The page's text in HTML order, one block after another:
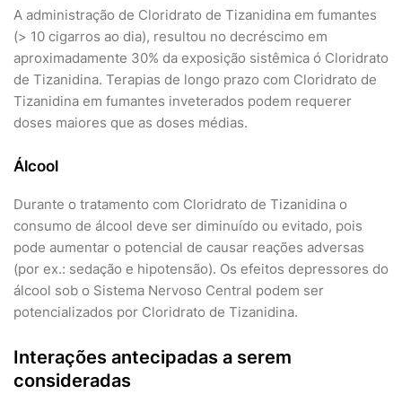
A administração de Cloridrato de Tizanidina em fumantes
(> 10 cigarros ao dia), resultou no decréscimo em
aproximadamente 30% da exposição sistêmica ó Cloridrato
de Tizanidina. Terapias de longo prazo com Cloridrato de
Tizanidina em fumantes inveterados podem requerer
doses maiores que as doses médias.
Álcool
Durante o tratamento com Cloridrato de Tizanidina o
consumo de álcool deve ser diminuído ou evitado, pois
pode aumentar o potencial de causar reações adversas
(por ex.: sedação e hipotensão). Os efeitos depressores do
álcool sob o Sistema Nervoso Central podem ser
potencializados por Cloridrato de Tizanidina.
Interações antecipadas a serem
consideradas